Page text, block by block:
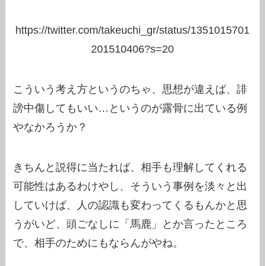
https://twitter.com/takeuchi_gr/status/1351015701
201510406?s=20
こういう考え方というのちゃ、思想が違えば、誹
謗中傷してもいい…というのが露骨に出ている例
やなかろうか？
きちんと説得に当たれば、相手も理解してくれる
可能性はあるわけやし、そういう事例を淡々と出
していけば、人の認識も変わってくるもんかと思
うがいど、頭ごなしに「馬鹿」とか言ったところ
で、相手のためにもならんがやね。